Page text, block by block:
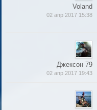
Voland
02 апр 2017 15:38
Джексон 79
02 апр 2017 19:43